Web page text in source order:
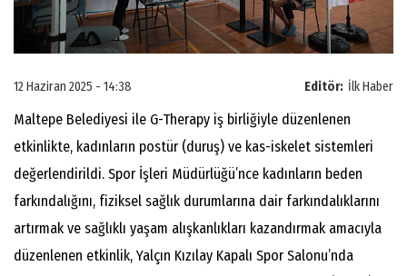
Editör: İlk Haber
12 Haziran 2025 - 14:38
Maltepe Belediyesi ile G-Therapy iş birliğiyle düzenlenen
etkinlikte, kadınların postür (duruş) ve kas-iskelet sistemleri
değerlendirildi. Spor İşleri Müdürlüğü’nce kadınların beden
farkındalığını, fiziksel sağlık durumlarına dair farkındalıklarını
artırmak ve sağlıklı yaşam alışkanlıkları kazandırmak amacıyla
düzenlenen etkinlik, Yalçın Kızılay Kapalı Spor Salonu’nda